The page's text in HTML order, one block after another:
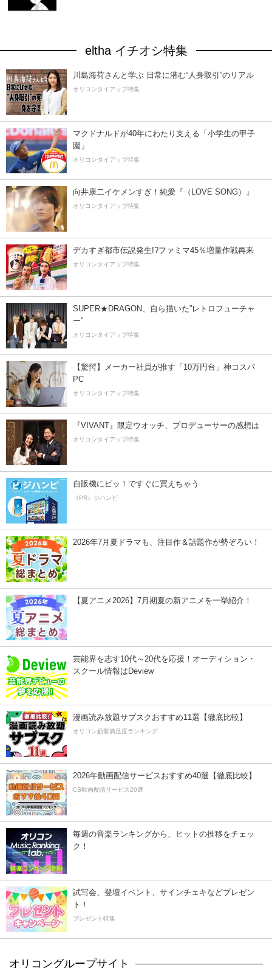
eltha イチオシ特集
川島海荷さんと学ぶ 日常に潜む“人身取引”のリアル
オリコンタイアップ特集
マクドナルドが40年にわたり支える「小学生の甲子
園」
オリコンタイアップ特集
向井康二イケメンすぎ！純愛『（LOVE SONG）』
オリコンタイアップ特集
デカすぎ都市伝説発生!?ファミマ45％増量作戦再来
オリコンタイアップ特集
SUPER★DRAGON、自ら描いた”レトロフューチャ
ー”
オリコンタイアップ特集
【驚愕】メーカー社員が推す「10万円台」神コスパ
PC
オリコンタイアップ特集
『VIVANT』限定ウオッチ、プロデューサーの感想は
オリコンタイアップ特集
自販機にピッ！ですぐに買えちゃう
（PR）ジハンピ
2026年7月夏ドラマも、注目作＆話題作が勢ぞろい！
【夏アニメ2026】7月期夏の新アニメを一挙紹介！
芸能界を志す10代～20代を応援！オーディション・
スクール情報はDeview
漫画読み放題サブスクおすすめ11選【徹底比較】
オリコン顧客満足度ランキング
2026年動画配信サービスおすすめ40選【徹底比較】
CS動画配信サービス20選
毎週の音楽ランキングから、ヒットの推移をチェッ
ク！
試写会、登壇イベント、サインチェキなどプレゼン
ト！
プレゼント特集
オリコングループサイト